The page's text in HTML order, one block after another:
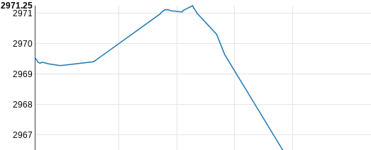
2967
2968
2969
2970
2971
2971.25